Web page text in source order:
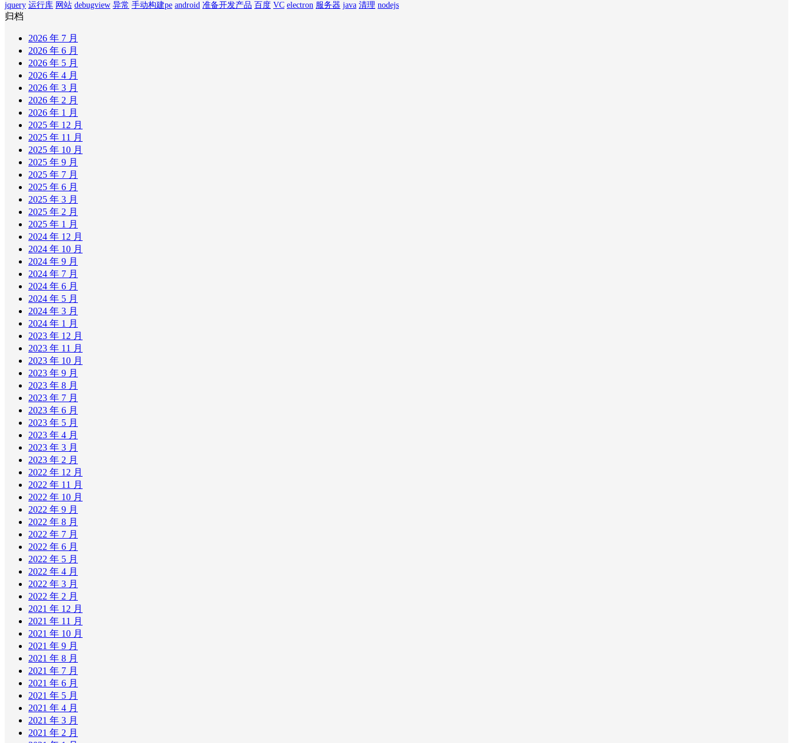
jquery 运行库 网站 debugview 异常 手动构建pe android 准备开发产品 百度 VC electron 服务器 java 清理 nodejs
归档
2026 年 7 月
2026 年 6 月
2026 年 5 月
2026 年 4 月
2026 年 3 月
2026 年 2 月
2026 年 1 月
2025 年 12 月
2025 年 11 月
2025 年 10 月
2025 年 9 月
2025 年 7 月
2025 年 6 月
2025 年 3 月
2025 年 2 月
2025 年 1 月
2024 年 12 月
2024 年 10 月
2024 年 9 月
2024 年 7 月
2024 年 6 月
2024 年 5 月
2024 年 3 月
2024 年 1 月
2023 年 12 月
2023 年 11 月
2023 年 10 月
2023 年 9 月
2023 年 8 月
2023 年 7 月
2023 年 6 月
2023 年 5 月
2023 年 4 月
2023 年 3 月
2023 年 2 月
2022 年 12 月
2022 年 11 月
2022 年 10 月
2022 年 9 月
2022 年 8 月
2022 年 7 月
2022 年 6 月
2022 年 5 月
2022 年 4 月
2022 年 3 月
2022 年 2 月
2021 年 12 月
2021 年 11 月
2021 年 10 月
2021 年 9 月
2021 年 8 月
2021 年 7 月
2021 年 6 月
2021 年 5 月
2021 年 4 月
2021 年 3 月
2021 年 2 月